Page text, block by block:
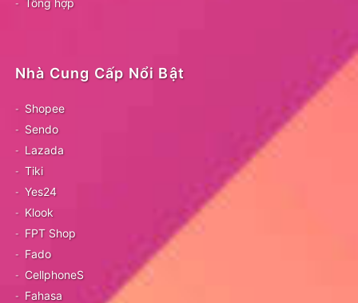
Tổng hợp
Nhà Cung Cấp Nổi Bật
Shopee
Sendo
Lazada
Tiki
Yes24
Klook
FPT Shop
Fado
CellphoneS
Fahasa